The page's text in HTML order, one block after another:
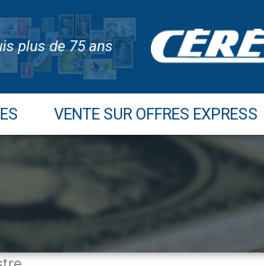
plus de 75 ans
VENTE SUR OFFRES EXPRESS